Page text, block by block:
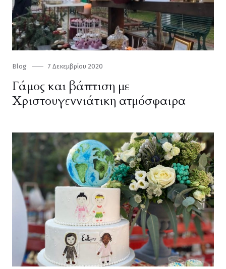
Category
Blog
Posted
7 Δεκεμβρίου 2020
Γάμος και βάπτιση με
Χριστουγεννιάτικη ατμόσφαιρα